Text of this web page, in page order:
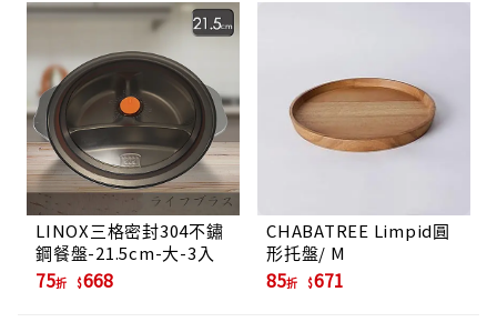
LINOX三格密封304不鏽
鋼餐盤-21.5cm-大-3入
75折 668
CHABATREE Limpid圓
形托盤/ M
85折 671